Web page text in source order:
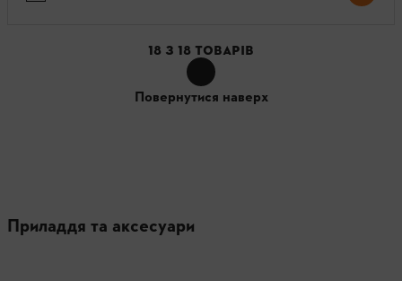
18 З 18 ТОВАРІВ
Повернутися наверх
Приладдя та аксесуари